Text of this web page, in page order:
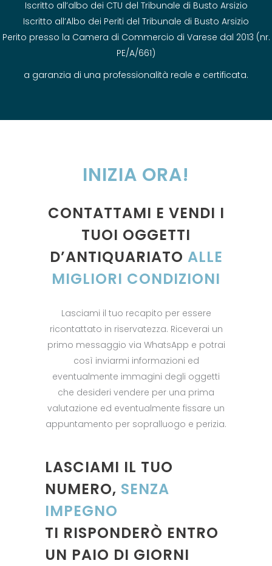
Iscritto all’albo dei CTU del Tribunale di Busto Arsizio
Iscritto all’Albo dei Periti del Tribunale di Busto Arsizio
Perito presso la Camera di Commercio di Varese dal 2013 (nr.
PE/A/661)
a garanzia di una professionalità reale e certificata.
INIZIA ORA!
CONTATTAMI E VENDI I
TUOI OGGETTI
D’ANTIQUARIATO ALLE
MIGLIORI CONDIZIONI
Lasciami il tuo recapito per essere
ricontattato in riservatezza. Riceverai un
primo messaggio via WhatsApp e potrai
così inviarmi informazioni ed
eventualmente immagini degli oggetti
che desideri vendere per una prima
valutazione ed eventualmente fissare un
appuntamento per sopralluogo e perizia.
LASCIAMI IL TUO
NUMERO, SENZA
IMPEGNO
TI RISPONDERÒ ENTRO
UN PAIO DI GIORNI